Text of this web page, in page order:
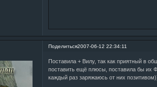
Поделиться2007-06-12 22:34:11
Поставила + Вилу, так как приятный в
поставить ещё плюсы, поставила бы их
каждый раз заряжаюсь от них